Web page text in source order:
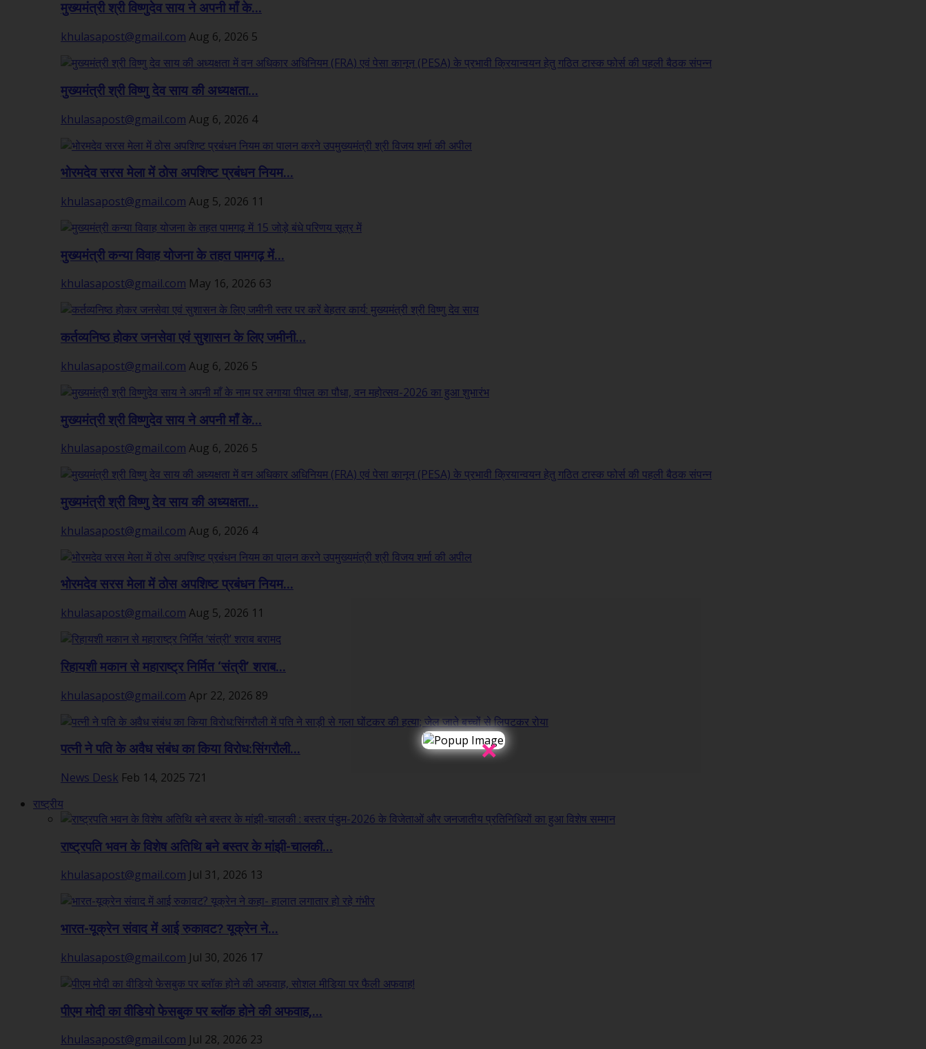
मुख्यमंत्री श्री विष्णुदेव साय ने अपनी माँ के...
khulasapost@gmail.com Aug 6, 2026 5
मुख्यमंत्री श्री विष्णु देव साय की अध्यक्षता...
khulasapost@gmail.com Aug 6, 2026 4
भोरमदेव सरस मेला में ठोस अपशिष्ट प्रबंधन नियम...
khulasapost@gmail.com Aug 5, 2026 11
मुख्यमंत्री कन्या विवाह योजना के तहत पामगढ़ में...
khulasapost@gmail.com May 16, 2026 63
कर्तव्यनिष्ठ होकर जनसेवा एवं सुशासन के लिए जमीनी...
khulasapost@gmail.com Aug 6, 2026 5
मुख्यमंत्री श्री विष्णुदेव साय ने अपनी माँ के...
khulasapost@gmail.com Aug 6, 2026 5
मुख्यमंत्री श्री विष्णु देव साय की अध्यक्षता...
khulasapost@gmail.com Aug 6, 2026 4
भोरमदेव सरस मेला में ठोस अपशिष्ट प्रबंधन नियम...
khulasapost@gmail.com Aug 5, 2026 11
रिहायशी मकान से महाराष्ट्र निर्मित ‘संत्री’ शराब...
khulasapost@gmail.com Apr 22, 2026 89
पत्नी ने पति के अवैध संबंध का किया विरोध:सिंगरौली...
News Desk Feb 14, 2025 721
राष्ट्रीय
राष्ट्रपति भवन के विशेष अतिथि बने बस्तर के मांझी-चालकी...
khulasapost@gmail.com Jul 31, 2026 13
भारत-यूक्रेन संवाद में आई रुकावट? यूक्रेन ने...
khulasapost@gmail.com Jul 30, 2026 17
पीएम मोदी का वीडियो फेसबुक पर ब्लॉक होने की अफवाह,...
khulasapost@gmail.com Jul 28, 2026 23
×